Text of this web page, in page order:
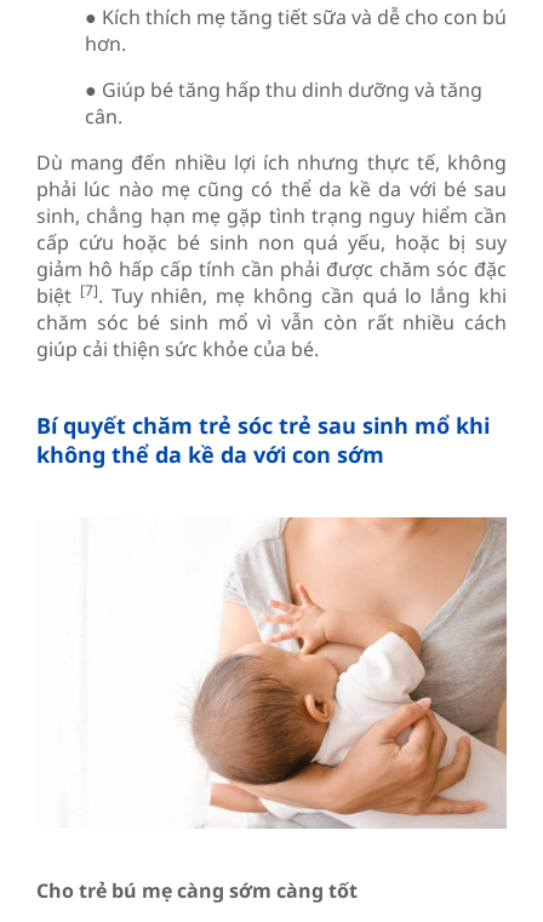
● Kích thích mẹ tăng tiết sữa và dễ cho con bú
hơn.
● Giúp bé tăng hấp thu dinh dưỡng và tăng
cân.
Dù mang đến nhiều lợi ích nhưng thực tế, không
phải lúc nào mẹ cũng có thể da kề da với bé sau
sinh, chẳng hạn mẹ gặp tình trạng nguy hiểm cần
cấp cứu hoặc bé sinh non quá yếu, hoặc bị suy
giảm hô hấp cấp tính cần phải được chăm sóc đặc
biệt [7]. Tuy nhiên, mẹ không cần quá lo lắng khi
chăm sóc bé sinh mổ vì vẫn còn rất nhiều cách
giúp cải thiện sức khỏe của bé.
Bí quyết chăm trẻ sóc trẻ sau sinh mổ khi
không thể da kề da với con sớm
Cho trẻ bú mẹ càng sớm càng tốt